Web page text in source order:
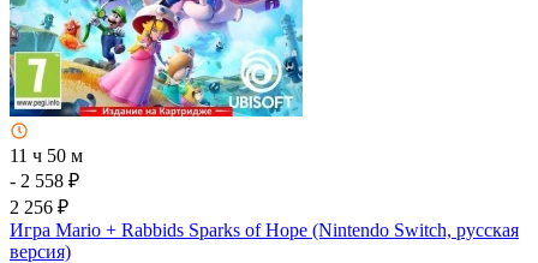
11 ч 50 м
- 2 558 ₽
2 256 ₽
Игра Mario + Rabbids Sparks of Hope (Nintendo Switch, русская
версия)